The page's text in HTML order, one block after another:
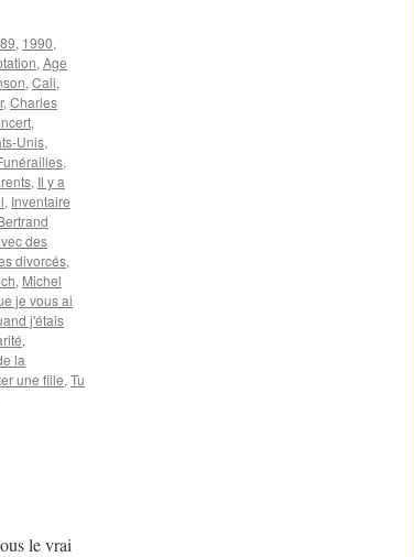
, 1990,
, Age
, Cali,
, Charles
,
Unis,
,
, Il y a
, Inventaire
des
divorcés,
, Michel
je vous ai
j'étais
,
la
une fille, Tu
sur
le vrai